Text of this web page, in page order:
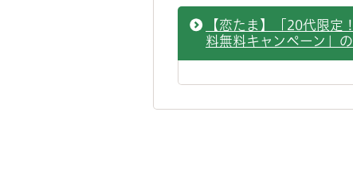
【恋たま】「20代限定
料無料キャンペーン」